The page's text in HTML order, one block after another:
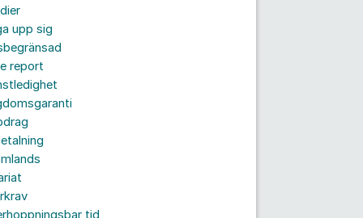
upp sig
report
tid